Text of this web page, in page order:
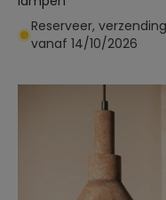
Reserveer, verzending
vanaf 14/10/2026